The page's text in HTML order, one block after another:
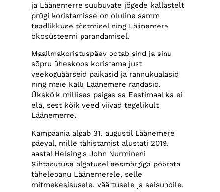
ja Läänemerre suubuvate jõgede kallastelt
prügi koristamisse on oluline samm
teadlikkuse tõstmisel ning Läänemere
ökosüsteemi parandamisel.
Maailmakoristuspäev ootab sind ja sinu
sõpru üheskoos koristama just
veekoguäärseid paikasid ja rannukualasid
ning meie kalli Läänemere randasid.
Ükskõik millises paigas sa Eestimaal ka ei
ela, sest kõik veed viivad tegelikult
Läänemerre.
Kampaania algab 31. augustil Läänemere
päeval, mille tähistamist alustati 2019.
aastal Helsingis John Nurmineni
Sihtasutuse algatusel eesmärgiga pöörata
tähelepanu Läänemerele, selle
mitmekesisusele, väärtusele ja seisundile.